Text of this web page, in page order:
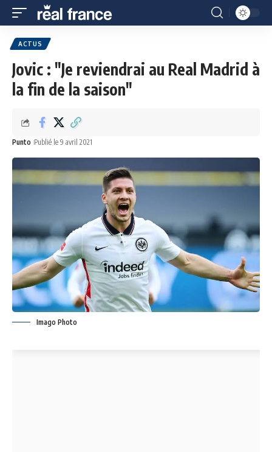
ACTUS
Jovic : "Je reviendrai au Real Madrid à
la fin de la saison"
Punto Publié le 9 avril 2021
Imago Photo